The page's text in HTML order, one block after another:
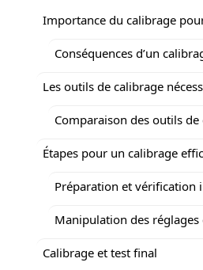
Importance du calibrage
Conséquences d’un
Les outils de calibrage
Comparaison des outils de
Étapes pour un calibrage
Préparation et vérification
Manipulation des
Calibrage et test final